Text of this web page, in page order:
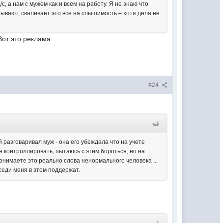
а нам с мужем как и всем на работу. Я не знаю что
сваливает это все на слышимость – хотя дела не
это реклама...
#24
муж - она его убеждала что на учете
пытаюсь с этим бороться, но на
это реально слова ненормального человека ...
меня в этом поддержат.